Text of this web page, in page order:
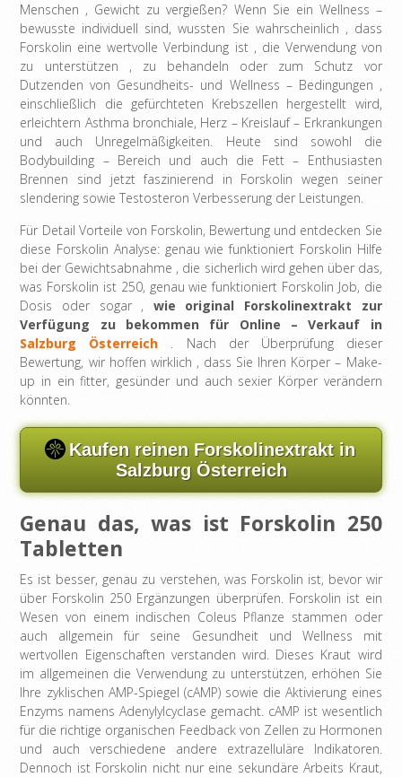
Menschen , Gewicht zu vergießen? Wenn Sie ein Wellness –
bewusste individuell sind, wussten Sie wahrscheinlich , dass
Forskolin eine wertvolle Verbindung ist , die Verwendung von
zu unterstützen , zu behandeln oder zum Schutz vor
Dutzenden von Gesundheits- und Wellness – Bedingungen ,
einschließlich die gefürchteten Krebszellen hergestellt wird,
erleichtern Asthma bronchiale, Herz – Kreislauf – Erkrankungen
und auch Unregelmäßigkeiten. Heute sind sowohl die
Bodybuilding – Bereich und auch die Fett – Enthusiasten
Brennen sind jetzt faszinierend in Forskolin wegen seiner
slendering sowie Testosteron Verbesserung der Leistungen.
Für Detail Vorteile von Forskolin, Bewertung und entdecken Sie
diese Forskolin Analyse: genau wie funktioniert Forskolin Hilfe
bei der Gewichtsabnahme , die sicherlich wird gehen über das,
was Forskolin ist 250, genau wie funktioniert Forskolin Job, die
Dosis oder sogar , wie original Forskolinextrakt zur
Verfügung zu bekommen für Online – Verkauf in
Salzburg Österreich . Nach der Überprüfung dieser
Bewertung, wir hoffen wirklich , dass Sie Ihren Körper – Make-
up in ein fitter, gesünder und auch sexier Körper verändern
könnten.
Kaufen reinen Forskolinextrakt in
Salzburg Österreich
Genau das, was ist Forskolin 250
Tabletten
Es ist besser, genau zu verstehen, was Forskolin ist, bevor wir
über Forskolin 250 Ergänzungen überprüfen. Forskolin ist ein
Wesen von einem indischen Coleus Pflanze stammen oder
auch allgemein für seine Gesundheit und Wellness mit
wertvollen Eigenschaften verstanden wird. Dieses Kraut wird
im allgemeinen die Verwendung zu unterstützen, erhöhen Sie
Ihre zyklischen AMP-Spiegel (cAMP) sowie die Aktivierung eines
Enzyms namens Adenylylcyclase gemacht. cAMP ist wesentlich
für die richtige organischen Feedback von Zellen zu Hormonen
und auch verschiedene andere extrazelluläre Indikatoren.
Dennoch ist Forskolin nicht nur eine sekundäre Arbeits Kraut,